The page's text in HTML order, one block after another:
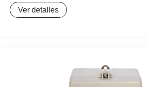
rendimiento. Es el ayudante confiable
y fijación en sistemas de Traza
Ver detalles